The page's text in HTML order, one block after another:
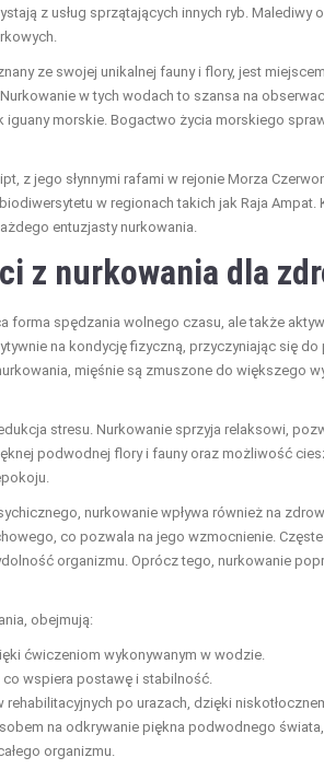
z usług sprzątających innych ryb.
ze swojej unikalnej fauny i flory, jest
w tych wodach to szansa na
morskie. Bogactwo życia morskiego
z jego słynnymi rafami w rejonie Morza
w regionach takich jak Raja
entuzjasty nurkowania.
z nurkowania dla
forma spędzania wolnego czasu, ale także
na kondycję fizyczną, przyczyniając się
mięśnie są zmuszone do większego
stresu. Nurkowanie sprzyja relaksowi,
podwodnej flory i fauny oraz możliwość
nurkowanie wpływa również na
co pozwala na jego wzmocnienie.
organizmu. Oprócz tego, nurkowanie
obejmują:
ćwiczeniom wykonywanym w wodzie.
wspiera postawę i stabilność.
po urazach, dzięki
na odkrywanie piękna podwodnego
organizmu.